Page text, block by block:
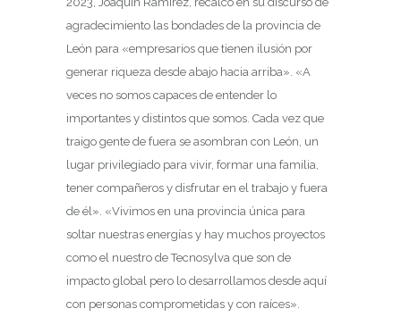
agradecimiento las bondades de la provincia de
León para «empresarios que tienen ilusión por
generar riqueza desde abajo hacia arriba». «A
veces no somos capaces de entender lo
importantes y distintos que somos. Cada vez que
traigo gente de fuera se asombran con León, un
lugar privilegiado para vivir, formar una familia,
tener compañeros y disfrutar en el trabajo y fuera
de él». «Vivimos en una provincia única para
soltar nuestras energías y hay muchos proyectos
como el nuestro de Tecnosylva que son de
impacto global pero lo desarrollamos desde aquí
con personas comprometidas y con raíces».